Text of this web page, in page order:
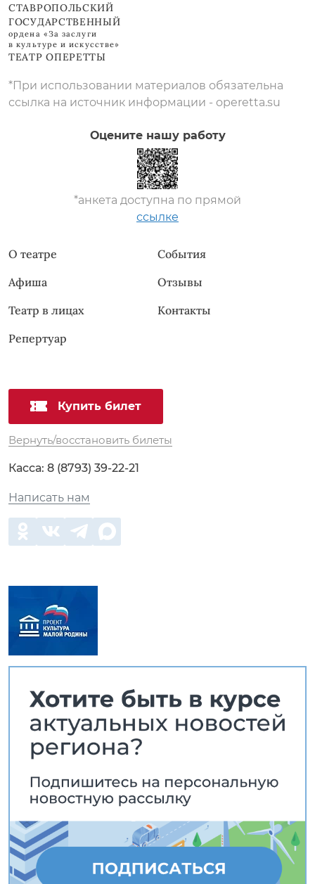
СТАВРОПОЛЬСКИЙ
ГОСУДАРСТВЕННЫЙ
ордена «За заслуги
в культуре и искусстве»
ТЕАТР ОПЕРЕТТЫ
*При использовании материалов обязательна
ссылка на источник информации - operetta.su
Оцените нашу работу
*анкета доступна по прямой
ссылке
О театре
Афиша
Театр в лицах
Репертуар
События
Отзывы
Контакты
Купить билет
Вернуть/восстановить билеты
Касса: 8 (8793) 39-22-21
Написать нам